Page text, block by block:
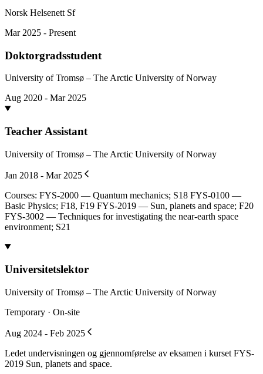
Norsk Helsenett Sf
Mar 2025 - Present
Doktorgradsstudent
University of Tromsø – The Arctic University of Norway
Aug 2020 - Mar 2025
Teacher Assistant
University of Tromsø – The Arctic University of Norway
Jan 2018 - Mar 2025
Courses: FYS-2000 — Quantum mechanics; S18 FYS-0100 —
Basic Physics; F18, F19 FYS-2019 — Sun, planets and space; F20
FYS-3002 — Techniques for investigating the near-earth space
environment; S21
Universitetslektor
University of Tromsø – The Arctic University of Norway
Temporary · On-site
Aug 2024 - Feb 2025
Ledet undervisningen og gjennomførelse av eksamen i kurset FYS-
2019 Sun, planets and space.